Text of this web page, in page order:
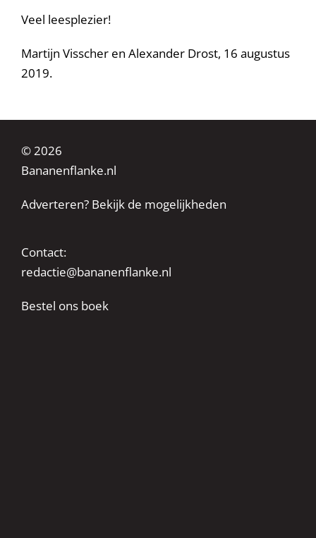
Veel leesplezier!
Martijn Visscher en Alexander Drost, 16 augustus
2019.
© 2026
Bananenflanke.nl
Adverteren? Bekijk de mogelijkheden
Contact:
redactie@bananenflanke.nl
Bestel ons boek